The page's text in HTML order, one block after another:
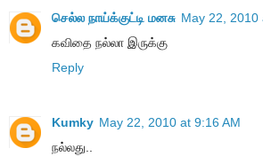
செல்ல நாய்க்குட்டி மனசு May 22, 2010
கவிதை நல்லா இருக்கு
Reply
Kumky May 22, 2010 at 9:16 AM
நல்லது..